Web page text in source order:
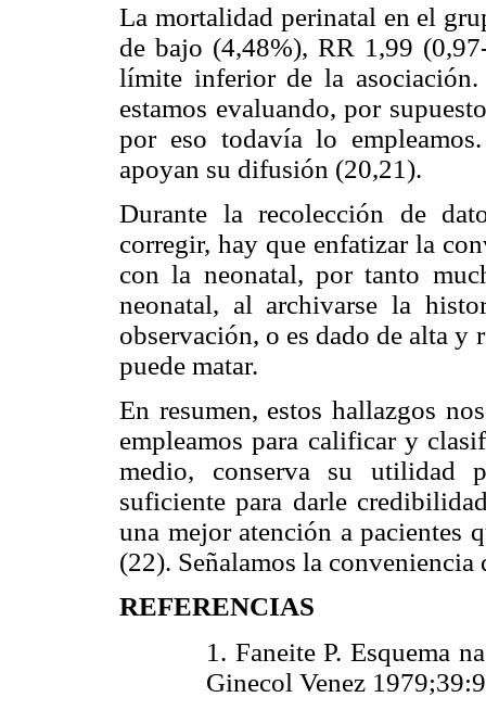
La mortalidad perinatal en el
de bajo (4,48%), RR 1,99
límite inferior de la
estamos evaluando, por
por eso todavía lo
apoyan su difusión (20,21).
Durante la recolección de
corregir, hay que enfatizar la
con la neonatal, por tanto
neonatal, al archivarse la
observación, o es dado de alta y
puede matar.
En resumen, estos hallazgos
empleamos para calificar y
medio, conserva su utilidad
suficiente para darle
una mejor atención a pacientes
(22). Señalamos la
REFERENCIAS
1. Faneite P. Esquema
Ginecol Venez